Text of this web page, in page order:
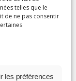
telles que le
de ne pas consentir
les préférences